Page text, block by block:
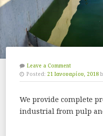
Leave a Comment
Posted: 21 Ιανουαρίου, 2018
We provide complete
industrial from pulp